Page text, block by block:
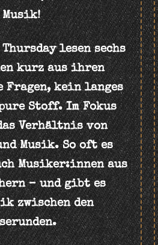
Musik!
lesen sechs
kurz aus ihren
Fragen, kein langes
Stoff. Im Fokus
Verhältnis von
Musik. So oft es
Musiker:innen aus
– und gibt es
zwischen den